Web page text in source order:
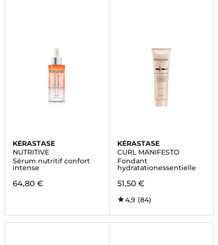
KÉRASTASE
NUTRITIVE
Sérum nutritif confort
intense
64,80 €
KÉRASTASE
CURL MANIFESTO
Fondant
hydratationessentielle
51,50 €
4,9 (84)